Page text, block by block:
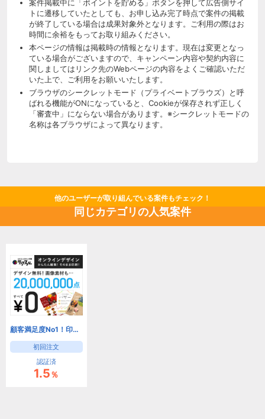
案件掲載中に「ポイントを貯める」ボタンを押して広告側サイ
トに遷移していたとしても、お申し込み完了時点で案件の掲載
が終了している場合は成果対象外となります。ご利用の際はお
時間に余裕をもってお取り組みください。
本ページの情報は掲載時の情報となります。現在は変更となっ
ている場合がございますので、キャンペーン内容や契約内容に
関しましてはリンク先のWebページの内容をよくご確認いただ
いた上で、ご利用をお願いいたします。
ブラウザのシークレットモード（プライベートブラウズ）と呼
ばれる機能がONになっていると、Cookieが保存されず正しく
「審査中」にならない場合があります。※シークレットモードの
名称は各ブラウザによって異なります。
他のユーザーが取り組んでいる案件もチェック！
同じカテゴリの人気案件
顧客満足度No1！印刷通販サイト『ラクスル』
初回注文
認証済
1.5％